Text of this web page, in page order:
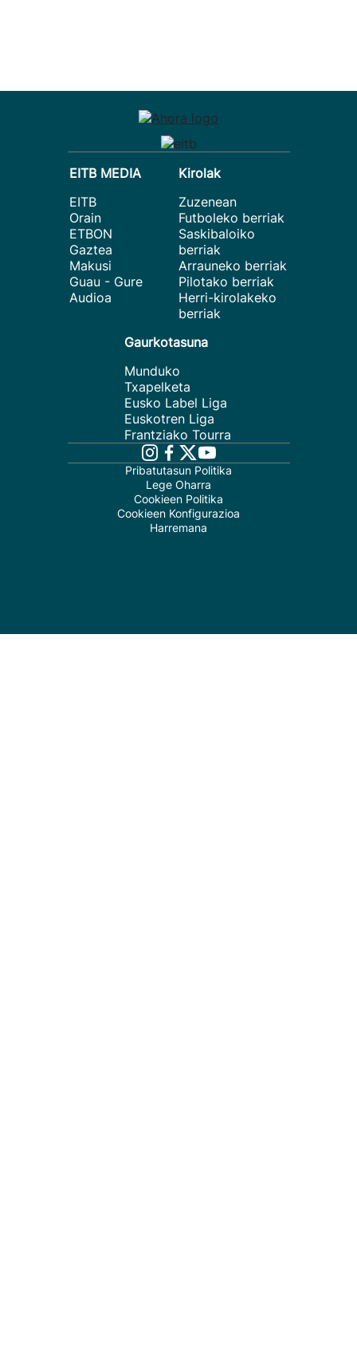
EITB MEDIA
EITB
Orain
ETBON
Gaztea
Makusi
Guau - Gure
Audioa
Kirolak
Zuzenean
Futboleko berriak
Saskibaloiko
berriak
Arrauneko berriak
Pilotako berriak
Herri-kirolakeko
berriak
Gaurkotasuna
Munduko
Txapelketa
Eusko Label Liga
Euskotren Liga
Frantziako Tourra
Pribatutasun Politika
Lege Oharra
Cookieen Politika
Cookieen Konfigurazioa
Harremana